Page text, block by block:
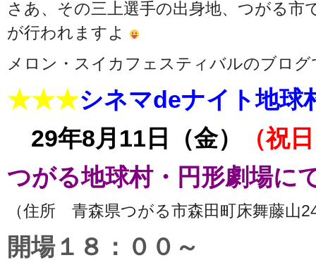
さあ、その三上選手の出身地、つがる市
が行われますよ
メロン・スイカフェスティバルのブロ
★★★シネマdeナイト地球
29年8月11日（金）
（祝
つがる地球村・円形劇場に
（住所 青森県つがる市森田町床舞藤山
開場１８：００～